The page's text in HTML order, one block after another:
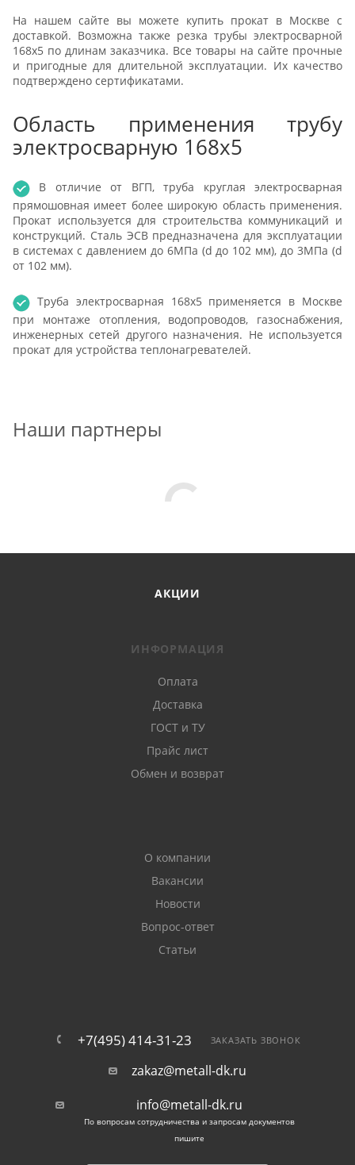
На нашем сайте вы можете купить прокат в Москве с
доставкой. Возможна также резка трубы электросварной
168x5 по длинам заказчика. Все товары на сайте прочные
и пригодные для длительной эксплуатации. Их качество
подтверждено сертификатами.
Область применения трубу
электросварную 168x5
В отличие от ВГП, труба круглая электросварная
прямошовная имеет более широкую область применения.
Прокат используется для строительства коммуникаций и
конструкций. Сталь ЭСВ предназначена для эксплуатации
в системах с давлением до 6МПа (d до 102 мм), до 3МПа (d
от 102 мм).
Труба электросварная 168x5 применяется в Москве
при монтаже отопления, водопроводов, газоснабжения,
инженерных сетей другого назначения. Не используется
прокат для устройства теплонагревателей.
Наши партнеры
АКЦИИ
ИНФОРМАЦИЯ
Оплата
Доставка
ГОСТ и ТУ
Прайс лист
Обмен и возврат
О компании
Вакансии
Новости
Вопрос-ответ
Статьи
+7(495) 414-31-23 ЗАКАЗАТЬ ЗВОНОК
zakaz@metall-dk.ru
info@metall-dk.ru
По вопросам сотрудничества и запросам документов
пишите